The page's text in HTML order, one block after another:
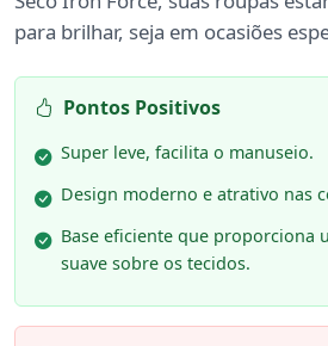
para brilhar, seja em ocasiões
Pontos Positivos
Super leve, facilita o manuseio.
Design moderno e atrativo nas
Base eficiente que proporciona
suave sobre os tecidos.